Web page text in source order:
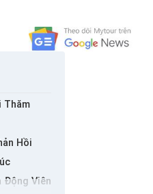
Thăm
Hồi
Động Viên